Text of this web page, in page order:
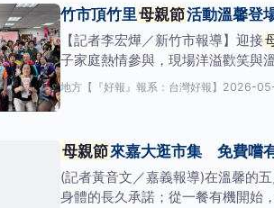
竹市頂竹里母親節活動溫馨登
【記者李宏燁／新竹市報導】迎接
子家庭熱情參與，現場洋溢歡笑與
地方 【『好報』報系：台灣好報】 2026-
母親節來嘉大逛市集 免費嚐
(記者黃音文／嘉義報導)在溫馨的五
身體的長久承諾；從一餐有機開始